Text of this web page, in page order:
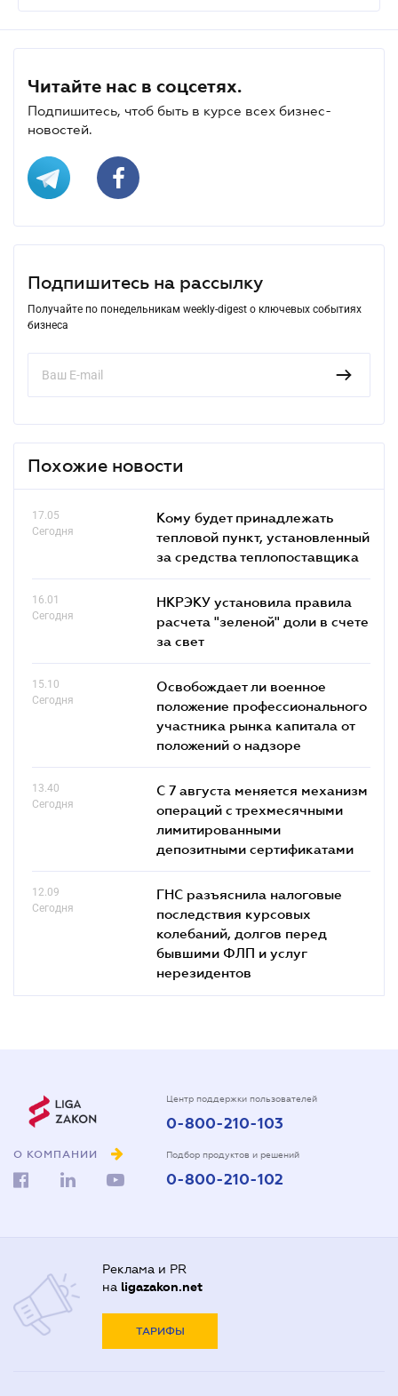
Читайте нас в соцсетях.
Подпишитесь, чтоб быть в курсе всех бизнес-
новостей.
Подпишитесь на рассылку
Получайте по понедельникам weekly-digest о ключевых событиях
бизнеса
Похожие новости
17.05
Сегодня
Кому будет принадлежать
тепловой пункт, установленный
за средства теплопоставщика
16.01
Сегодня
НКРЭКУ установила правила
расчета "зеленой" доли в счете
за свет
15.10
Сегодня
Освобождает ли военное
положение профессионального
участника рынка капитала от
положений о надзоре
13.40
Сегодня
С 7 августа меняется механизм
операций с трехмесячными
лимитированными
депозитными сертификатами
12.09
Сегодня
ГНС разъяснила налоговые
последствия курсовых
колебаний, долгов перед
бывшими ФЛП и услуг
нерезидентов
О КОМПАНИИ
Центр поддержки пользователей
0-800-210-103
Подбор продуктов и решений
0-800-210-102
Реклама и PR
на ligazakon.net
ТАРИФЫ